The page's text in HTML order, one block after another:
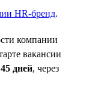
HR‑бренд.
компании
вакансии
45 дней, через